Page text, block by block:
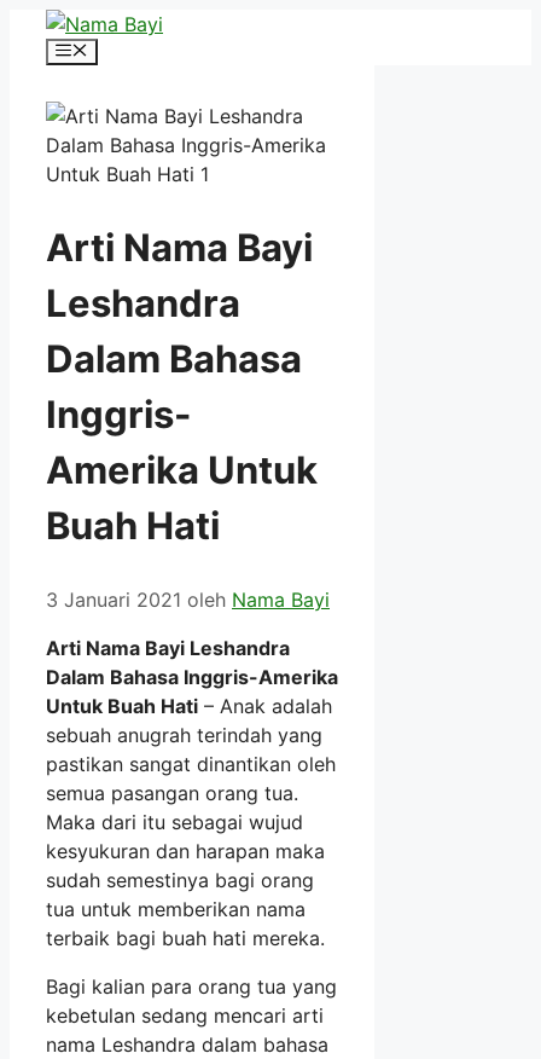
Langsung
Menu
Arti Nama Bayi
Leshandra
Dalam Bahasa
Inggris-
Amerika Untuk
Buah Hati
3 Januari 2021 oleh Nama Bayi
Arti Nama Bayi Leshandra
Dalam Bahasa Inggris-Amerika
Untuk Buah Hati – Anak adalah
sebuah anugrah terindah yang
pastikan sangat dinantikan oleh
semua pasangan orang tua.
Maka dari itu sebagai wujud
kesyukuran dan harapan maka
sudah semestinya bagi orang
tua untuk memberikan nama
terbaik bagi buah hati mereka.
Bagi kalian para orang tua yang
kebetulan sedang mencari arti
nama Leshandra dalam bahasa